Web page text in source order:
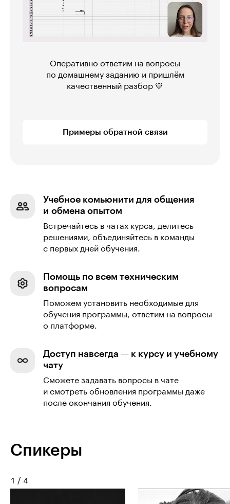
Оперативно ответим на вопросы
по домашнему заданию и пришлём
качественный разбор 💙
Примеры обратной связи
Учебное комьюнити для общения
и обмена опытом
Встречайтесь в чатах курса, делитесь
решениями, объединяйтесь в команды
с первых дней обучения.
Помощь по всем техническим
вопросам
Поможем установить необходимые для
обучения программы, ответим на вопросы
о платформе.
Доступ навсегда — к курсу и учебному
чату
Сможете задавать вопросы в чате
и смотреть обновления программы даже
после окончания обучения.
Спикеры
1 / 4